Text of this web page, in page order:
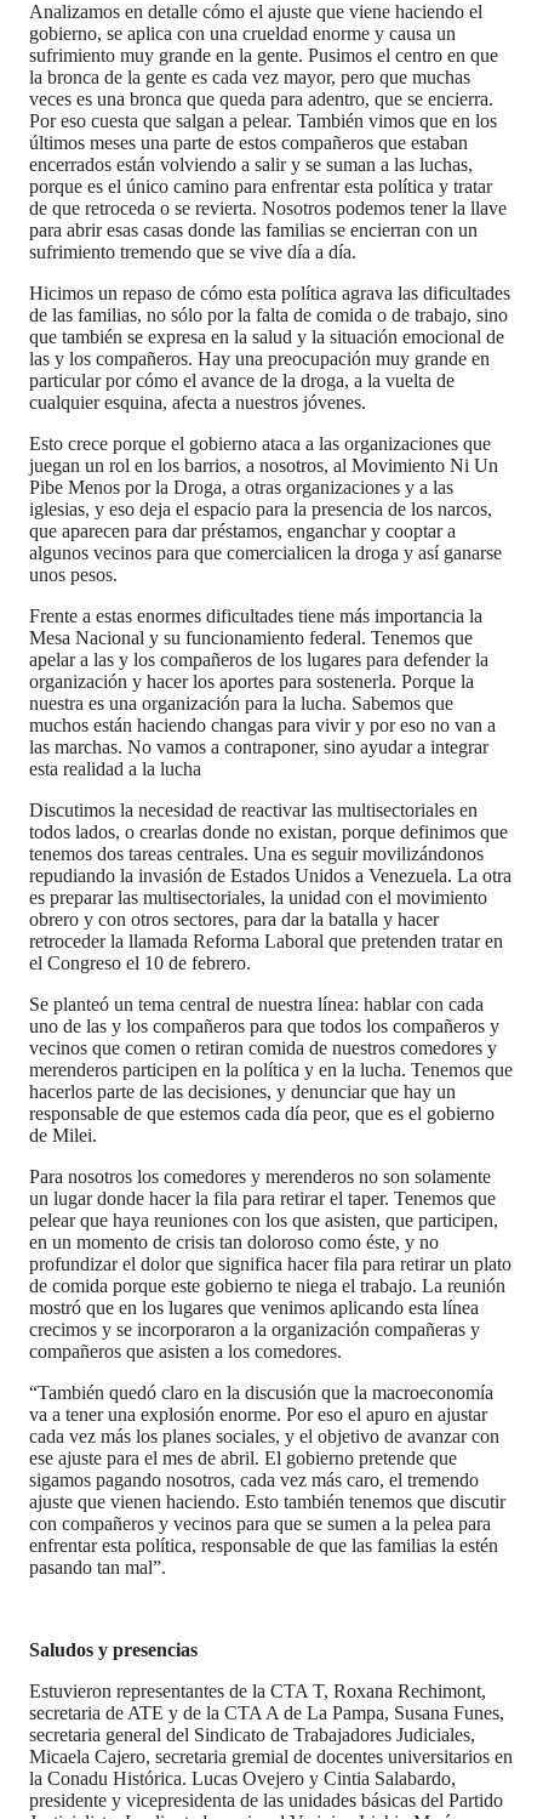
Analizamos en detalle cómo el ajuste que viene haciendo el
gobierno, se aplica con una crueldad enorme y causa un
sufrimiento muy grande en la gente. Pusimos el centro en que
la bronca de la gente es cada vez mayor, pero que muchas
veces es una bronca que queda para adentro, que se encierra.
Por eso cuesta que salgan a pelear. También vimos que en los
últimos meses una parte de estos compañeros que estaban
encerrados están volviendo a salir y se suman a las luchas,
porque es el único camino para enfrentar esta política y tratar
de que retroceda o se revierta. Nosotros podemos tener la llave
para abrir esas casas donde las familias se encierran con un
sufrimiento tremendo que se vive día a día.
Hicimos un repaso de cómo esta política agrava las dificultades
de las familias, no sólo por la falta de comida o de trabajo, sino
que también se expresa en la salud y la situación emocional de
las y los compañeros. Hay una preocupación muy grande en
particular por cómo el avance de la droga, a la vuelta de
cualquier esquina, afecta a nuestros jóvenes.
Esto crece porque el gobierno ataca a las organizaciones que
juegan un rol en los barrios, a nosotros, al Movimiento Ni Un
Pibe Menos por la Droga, a otras organizaciones y a las
iglesias, y eso deja el espacio para la presencia de los narcos,
que aparecen para dar préstamos, enganchar y cooptar a
algunos vecinos para que comercialicen la droga y así ganarse
unos pesos.
Frente a estas enormes dificultades tiene más importancia la
Mesa Nacional y su funcionamiento federal. Tenemos que
apelar a las y los compañeros de los lugares para defender la
organización y hacer los aportes para sostenerla. Porque la
nuestra es una organización para la lucha. Sabemos que
muchos están haciendo changas para vivir y por eso no van a
las marchas. No vamos a contraponer, sino ayudar a integrar
esta realidad a la lucha
Discutimos la necesidad de reactivar las multisectoriales en
todos lados, o crearlas donde no existan, porque definimos que
tenemos dos tareas centrales. Una es seguir movilizándonos
repudiando la invasión de Estados Unidos a Venezuela. La otra
es preparar las multisectoriales, la unidad con el movimiento
obrero y con otros sectores, para dar la batalla y hacer
retroceder la llamada Reforma Laboral que pretenden tratar en
el Congreso el 10 de febrero.
Se planteó un tema central de nuestra línea: hablar con cada
uno de las y los compañeros para que todos los compañeros y
vecinos que comen o retiran comida de nuestros comedores y
merenderos participen en la política y en la lucha. Tenemos que
hacerlos parte de las decisiones, y denunciar que hay un
responsable de que estemos cada día peor, que es el gobierno
de Milei.
Para nosotros los comedores y merenderos no son solamente
un lugar donde hacer la fila para retirar el taper. Tenemos que
pelear que haya reuniones con los que asisten, que participen,
en un momento de crisis tan doloroso como éste, y no
profundizar el dolor que significa hacer fila para retirar un plato
de comida porque este gobierno te niega el trabajo. La reunión
mostró que en los lugares que venimos aplicando esta línea
crecimos y se incorporaron a la organización compañeras y
compañeros que asisten a los comedores.
“También quedó claro en la discusión que la macroeconomía
va a tener una explosión enorme. Por eso el apuro en ajustar
cada vez más los planes sociales, y el objetivo de avanzar con
ese ajuste para el mes de abril. El gobierno pretende que
sigamos pagando nosotros, cada vez más caro, el tremendo
ajuste que vienen haciendo. Esto también tenemos que discutir
con compañeros y vecinos para que se sumen a la pelea para
enfrentar esta política, responsable de que las familias la estén
pasando tan mal”.
Saludos y presencias
Estuvieron representantes de la CTA T, Roxana Rechimont,
secretaria de ATE y de la CTA A de La Pampa, Susana Funes,
secretaria general del Sindicato de Trabajadores Judiciales,
Micaela Cajero, secretaria gremial de docentes universitarios en
la Conadu Histórica. Lucas Ovejero y Cintia Salabardo,
presidente y vicepresidenta de las unidades básicas del Partido